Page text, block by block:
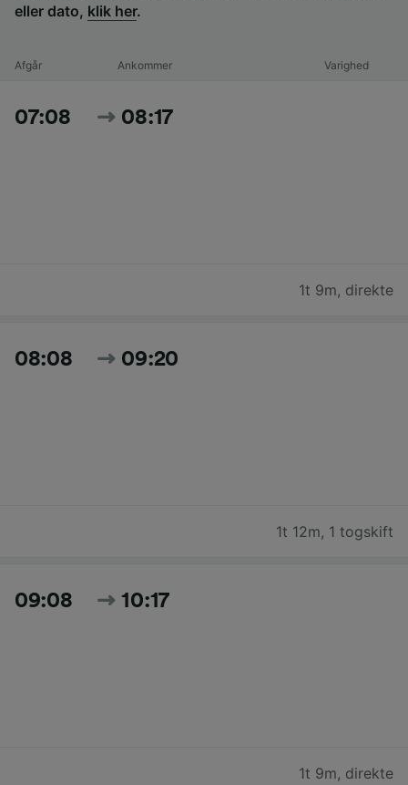
eller dato, klik her.
Afgår Ankommer Varighed
07:08 08:17
1t 9m, direkte
08:08 09:20
1t 12m, 1 togskift
09:08 10:17
1t 9m, direkte